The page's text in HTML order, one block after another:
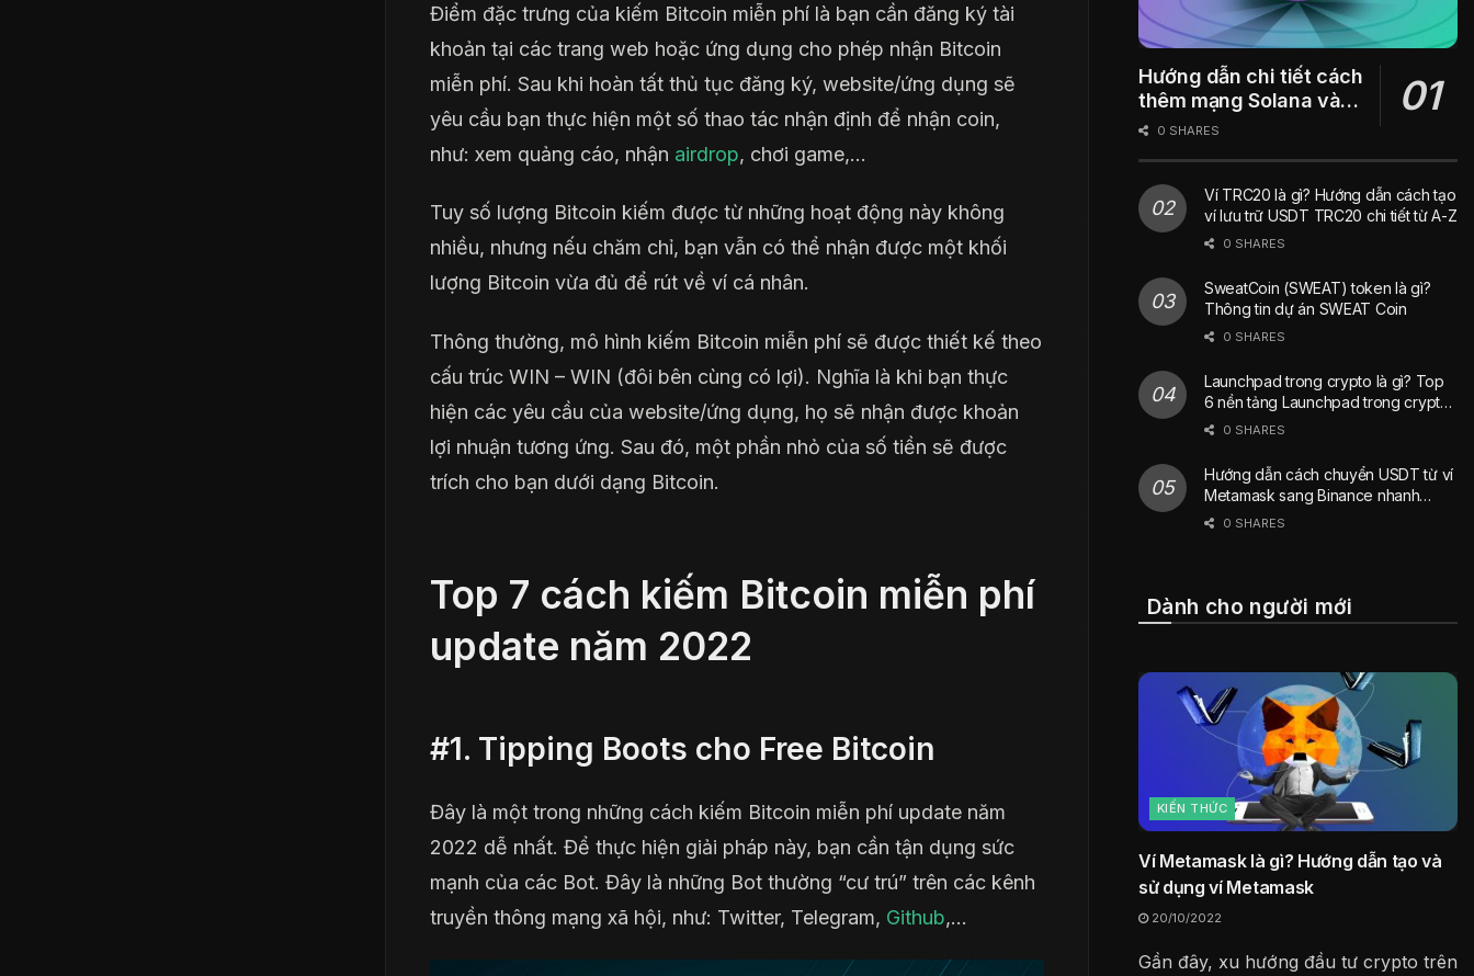
Điểm đặc trưng của kiếm Bitcoin miễn phí là bạn cần đăng ký tài
khoản tại các trang web hoặc ứng dụng cho phép nhận Bitcoin
miễn phí. Sau khi hoàn tất thủ tục đăng ký, website/ứng dụng sẽ
yêu cầu bạn thực hiện một số thao tác nhận định để nhận coin,
như: xem quảng cáo, nhận airdrop, chơi game,…
Tuy số lượng Bitcoin kiếm được từ những hoạt động này không
nhiều, nhưng nếu chăm chỉ, bạn vẫn có thể nhận được một khối
lượng Bitcoin vừa đủ để rút về ví cá nhân.
Thông thường, mô hình kiếm Bitcoin miễn phí sẽ được thiết kế theo
cấu trúc WIN – WIN (đôi bên cùng có lợi). Nghĩa là khi bạn thực
hiện các yêu cầu của website/ứng dụng, họ sẽ nhận được khoản
lợi nhuận tương ứng. Sau đó, một phần nhỏ của số tiền sẽ được
trích cho bạn dưới dạng Bitcoin.
Top 7 cách kiếm Bitcoin miễn phí
update năm 2022
#1. Tipping Boots cho Free Bitcoin
Đây là một trong những cách kiếm Bitcoin miễn phí update năm
2022 dễ nhất. Để thực hiện giải pháp này, bạn cần tận dụng sức
mạnh của các Bot. Đây là những Bot thường “cư trú” trên các kênh
truyền thông mạng xã hội, như: Twitter, Telegram, Github,…
Hướng dẫn chi tiết cách
thêm mạng Solana vào
ví Metamask
0 SHARES
Ví TRC20 là gì? Hướng dẫn cách tạo
ví lưu trữ USDT TRC20 chi tiết từ A-Z
0 SHARES
SweatCoin (SWEAT) token là gì?
Thông tin dự án SWEAT Coin
0 SHARES
Launchpad trong crypto là gì? Top
6 nền tảng Launchpad trong crypto
phổ biến nhất hiện nay
0 SHARES
Hướng dẫn cách chuyển USDT từ ví
Metamask sang Binance nhanh
chóng
0 SHARES
Dành cho người mới
KIẾN THỨC
Ví Metamask là gì? Hướng dẫn tạo và
sử dụng ví Metamask
20/10/2022
Gần đây, xu hướng đầu tư crypto trên